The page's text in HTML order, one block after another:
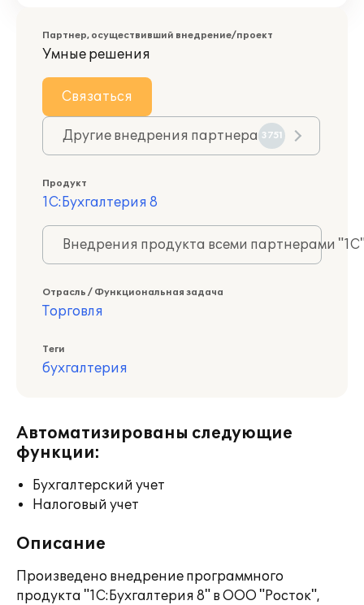
Партнер, осуществивший внедрение/проект
Умные решения
Связаться
Другие внедрения партнера 3751
Продукт
1С:Бухгалтерия 8
Внедрения продукта всеми партнерами
Отрасль / Функциональная задача
Торговля
Теги
бухгалтерия
Автоматизированы следующие
функции:
Бухгалтерский учет
Налоговый учет
Описание
Произведено внедрение программного
продукта "1С:Бухгалтерия 8" в ООО "Росток",